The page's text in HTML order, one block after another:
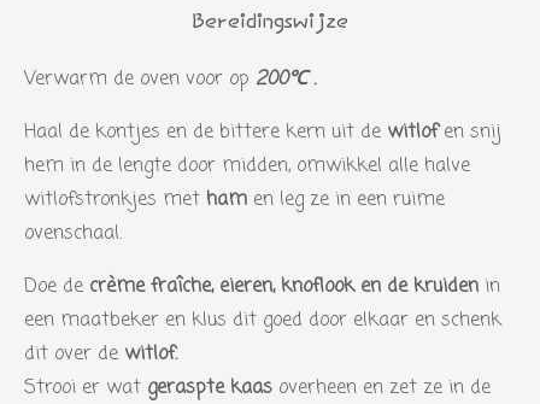
:
s
t
e
r
r
e
n
r
r
e
n
r
r
n
r
r
n
r
e
n
Bereidingswijze
Verwarm de oven voor op 200℃.
Haal de kontjes en de bittere kern uit de witlofen snij
hem in de lengte door midden, omwikkel alle halve
witlofstronkjes met ham en leg ze in een ruime
ovenschaal.
Doe de crème fraîche, eieren, knoflook en de kruiden in
een maatbeker en klus dit goed door elkaar en schenk
dit over de witlof.
Strooi er wat geraspte kaas overheen en zet ze in de